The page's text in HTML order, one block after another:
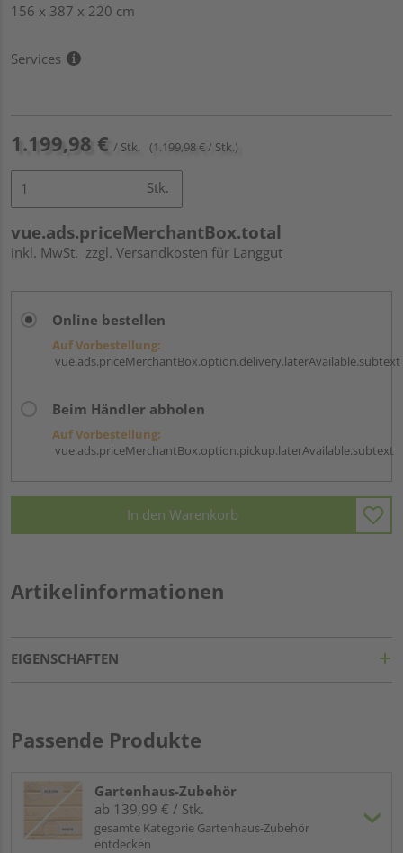
156 x 387 x 220 cm
Services
1.199,98 € / Stk. (1.199,98 € / Stk.)
Stk.
vue.ads.priceMerchantBox.total
inkl. MwSt. zzgl. Versandkosten für Langgut
Online bestellen
Auf Vorbestellung:
vue.ads.priceMerchantBox.option.delivery.laterAvailable.subtext
Beim Händler abholen
Auf Vorbestellung:
vue.ads.priceMerchantBox.option.pickup.laterAvailable.subtext
In den Warenkorb
Artikelinformationen
EIGENSCHAFTEN
Passende Produkte
Gartenhaus-Zubehör
ab 139,99 € / Stk.
gesamte Kategorie Gartenhaus-Zubehör
entdecken